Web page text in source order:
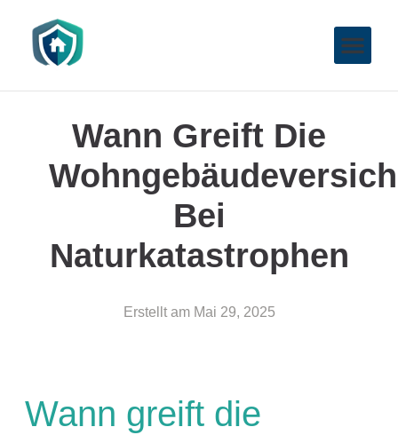
Wann Greift Die
Bei
Naturkatastrophen
Erstellt am Mai 29, 2025
Wann greift die